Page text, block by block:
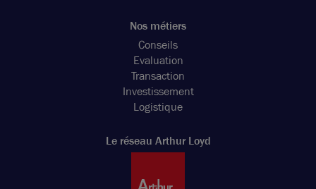
Nos métiers
Conseils
Evaluation
Transaction
Investissement
Logistique
Le réseau Arthur Loyd